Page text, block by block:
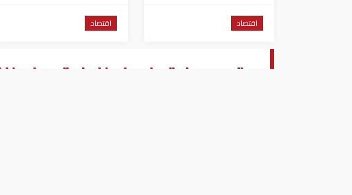
سنوات
اقتصاد
المحلي وتقليل
اقتصاد
متجر عملاق في إيرلندا يتعرض